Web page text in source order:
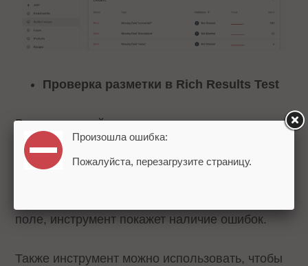
Проверка разметки в Rich Results Test
Владельцы сайтов получили возможность
проверять разметку Guided Recipe с помощью
инструмента проверки расширенных
поле, инструмент покажет наличие ошибок.
Также инструмент можно использовать, чтобы
Произошла ошибка:
Пожалуйста, перезагрузите страницу.